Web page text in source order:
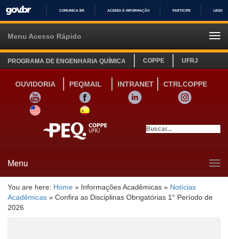
IR
COMUNICA BR ACESSO À INFORMAÇÃO PARTICIPE
Menu Acesso Rápido
PROGRAMA DE ENGENHARIA QUÍMICA COPPE UFRJ
OUVIDORIA PEQMAIL INTRANET
CTRLCOPPE
YOUTUBE
FACEBOOK LINKEDIN
INSTAGRAM
SITE INGLÊS
LINK SITE ESPANHOL
Menu
You are here: Home » Informações Acadêmicas » Notícias
Acadêmicas » Confira as Disciplinas Obrigatórias 1° Período de
2026